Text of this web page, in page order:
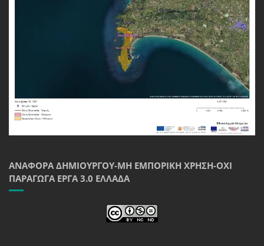
ΑΝΑΦΟΡΆ ΔΗΜΙΟΥΡΓΟΎ-ΜΗ ΕΜΠΟΡΙΚΉ ΧΡΉΣΗ-ΌΧΙ
ΠΑΡΆΓΩΓΑ ΈΡΓΑ 3.0 ΕΛΛΆΔΑ